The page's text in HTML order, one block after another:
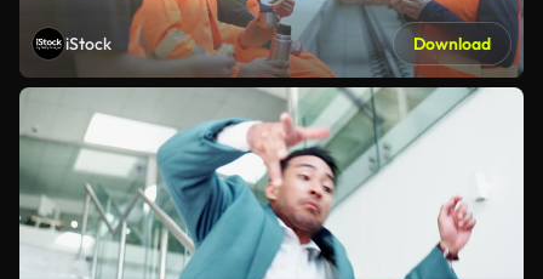
iStock Download